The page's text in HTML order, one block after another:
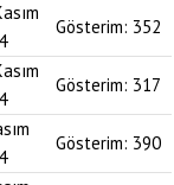
Gösterim: 352
Gösterim: 317
Gösterim: 390